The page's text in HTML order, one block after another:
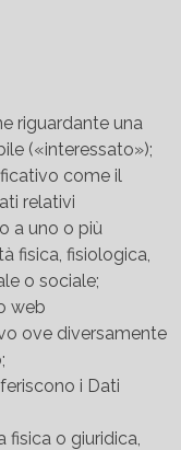
riguardante una
(«interessato»);
come il
relativi
a uno o più
fisica, fisiologica,
o sociale;
web
ove diversamente
i Dati
fisica o giuridica,